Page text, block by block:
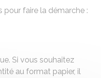
pour faire la démarche :
. Si vous souhaitez
au format papier, il